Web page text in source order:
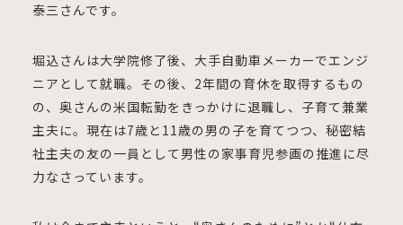
泰三さんです。
堀込さんは大学院修了後、大手自動車メーカーでエンジ
ニアとして就職。その後、2年間の育休を取得するもの
の、奥さんの米国転勤をきっかけに退職し、子育て兼業
主夫に。現在は7歳と11歳の男の子を育てつつ、秘密結
社主夫の友の一員として男性の家事育児参画の推進に尽
力なさっています。